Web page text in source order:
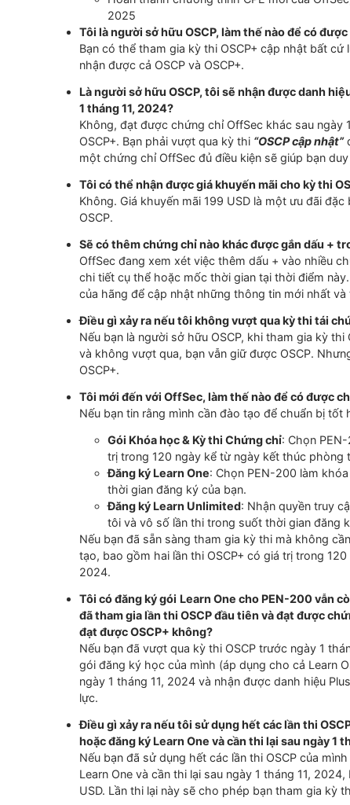
Trước khi hết hạn ba năm, học viên sẽ có
hoặc hoàn thành chương trình CPE của
Nếu tôi đã nhận được OSCP+, điều gì sẽ
Nếu bạn không tham gia kỳ thi tái chứng
giữ được OSCP. Trong ba năm đó, học viên
ba con đường tiếp tục giáo dục:
Tham gia và vượt qua kỳ thi tái
Tham gia và vượt qua một kỳ thi
(danh sách các kỳ thi đủ điều kiện:
2025
Tôi là người sở hữu OSCP, làm thế nào để
Bạn có thể tham gia kỳ thi OSCP+ cập nhật
nhận được cả OSCP và OSCP+.
Là người sở hữu OSCP, tôi sẽ nhận được
1 tháng 11, 2024?
Không, đạt được chứng chỉ OffSec khác
một chứng chỉ OffSec đủ điều kiện sẽ giúp
Không. Giá khuyến mãi 199 USD là một ưu
OSCP.
Sẽ có thêm chứng chỉ nào khác được gắn
OffSec đang xem xét việc thêm dấu + vào
chi tiết cụ thể hoặc mốc thời gian tại thời
của hãng để cập nhật những thông tin mới
Điều gì xảy ra nếu tôi không vượt qua kỳ thi
Nếu bạn là người sở hữu OSCP, khi tham
và không vượt qua, bạn vẫn giữ được
OSCP+.
Tôi mới đến với OffSec, làm thế nào để có
Nếu bạn tin rằng mình cần đào tạo để
trị trong 120 ngày kể từ ngày kết thúc
Đăng ký Learn One: Chọn PEN-200
thời gian đăng ký của bạn.
Đăng ký Learn Unlimited: Nhận quyền